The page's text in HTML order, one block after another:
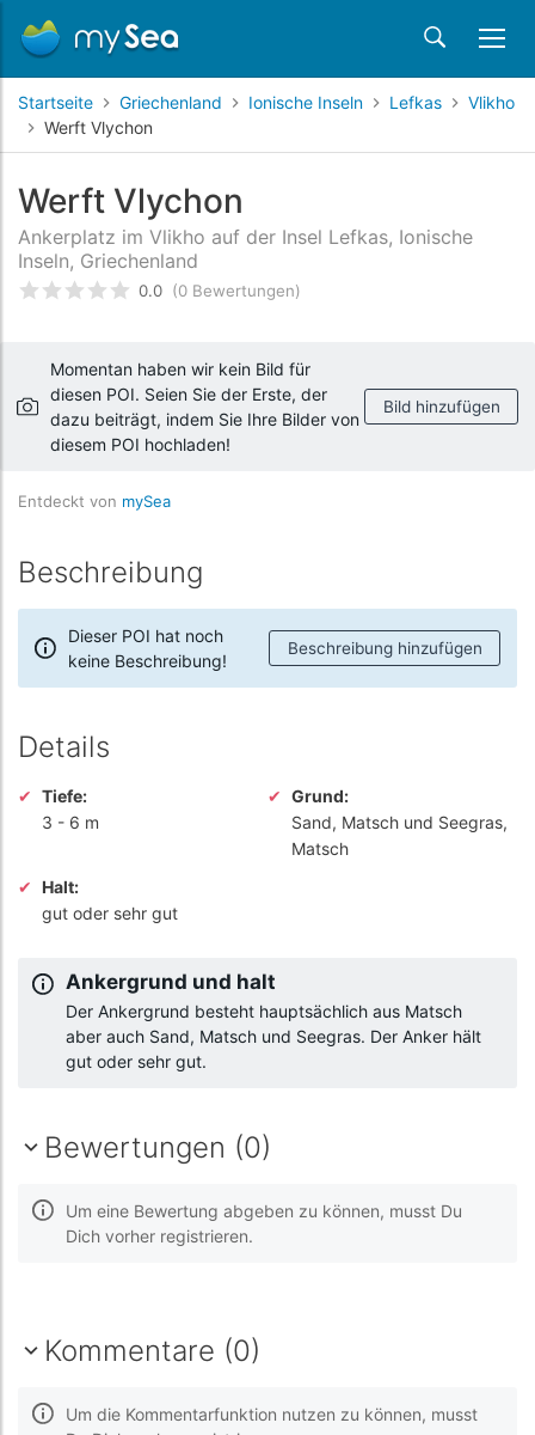
Startseite Griechenland Ionische Inseln Lefkas
Vlikho
Werft Vlychon
Werft Vlychon
Ankerplatz im Vlikho auf der Insel Lefkas, Ionische
Inseln, Griechenland
bewertet0 /5 beyogen auf
0.0 (0 Bewertungen)
Momentan haben wir kein Bild für
diesen POI. Seien Sie der Erste, der
dazu beiträgt, indem Sie Ihre Bilder von
diesem POI hochladen!
Bild hinzufügen
Entdeckt von mySea
Beschreibung
Dieser POI hat noch
keine Beschreibung!
Beschreibung hinzufügen
Details
Tiefe:
3 - 6 m
Grund:
Sand, Matsch und Seegras,
Matsch
Halt:
gut oder sehr gut
Ankergrund und halt
Der Ankergrund besteht hauptsächlich aus Matsch
aber auch Sand, Matsch und Seegras. Der Anker hält
gut oder sehr gut.
Bewertungen (0)
Um eine Bewertung abgeben zu können, musst Du
Dich vorher registrieren.
Kommentare (0)
Um die Kommentarfunktion nutzen zu können, musst